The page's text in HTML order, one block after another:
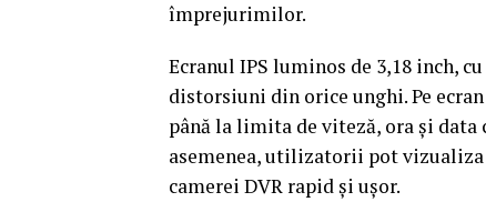
împrejurimilor.
Ecranul IPS luminos de 3,18 inch,
distorsiuni din orice unghi. Pe
până la limita de viteză, ora și
asemenea, utilizatorii pot
camerei DVR rapid și ușor.